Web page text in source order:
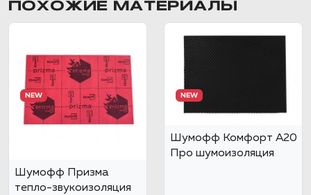
ПОХОЖИЕ МАТЕРИАЛЫ
NEW
Шумофф Призма
тепло-звукоизоляция
NEW
Шумофф Комфорт А20
Про шумоизоляция